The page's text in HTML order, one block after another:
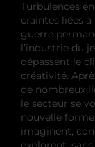
Turbulences
craintes liées
guerre
l’industrie du
dépassent le
créativité.
de nombreux
le secteur se
nouvelle
imaginent,